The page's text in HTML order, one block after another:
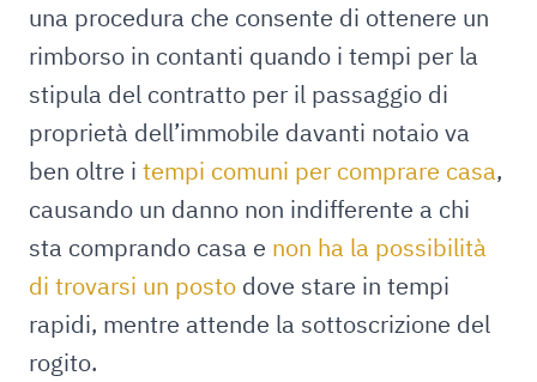
una procedura che consente di ottenere un
rimborso in contanti quando i tempi per la
stipula del contratto per il passaggio di
proprietà dell’immobile davanti notaio va
ben oltre i tempi comuni per comprare casa,
causando un danno non indifferente a chi
sta comprando casa e non ha la possibilità
di trovarsi un posto dove stare in tempi
rapidi, mentre attende la sottoscrizione del
rogito.